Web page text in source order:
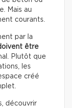
Mais au
courants.
par la
être
Plutôt que
les
créé
découvrir